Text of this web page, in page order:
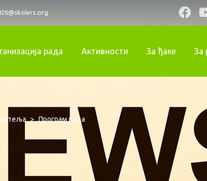
рада Активности За ђаке За
> Програм рада